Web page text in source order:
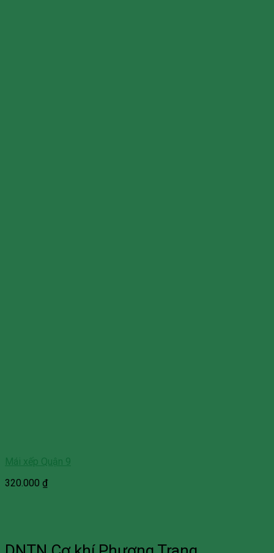
Mái xếp Quận 9
320.000 ₫